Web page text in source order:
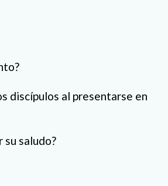
discípulos al presentarse en
su saludo?